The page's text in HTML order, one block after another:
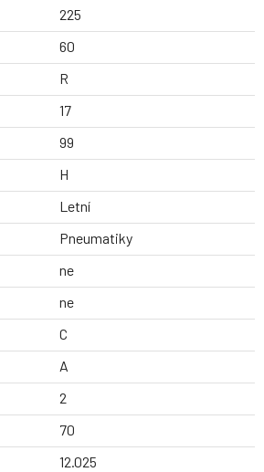
225
60
R
17
99
H
Letní
Pneumatiky
ne
ne
C
A
2
70
12.025